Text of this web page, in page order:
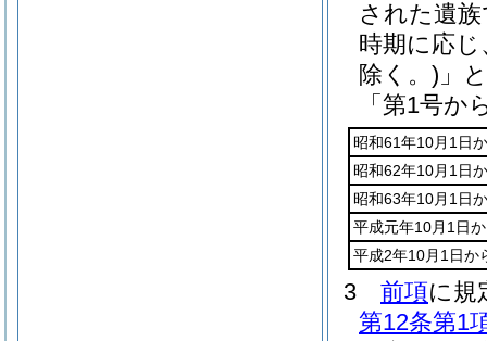
された遺
時期に応
除く。) 」
「第1号
昭和61年10月1日
昭和62年10月1日
昭和63年10月1日
平成元年10月1日
平成2年10月1日か
3 前項に規
第12条第1